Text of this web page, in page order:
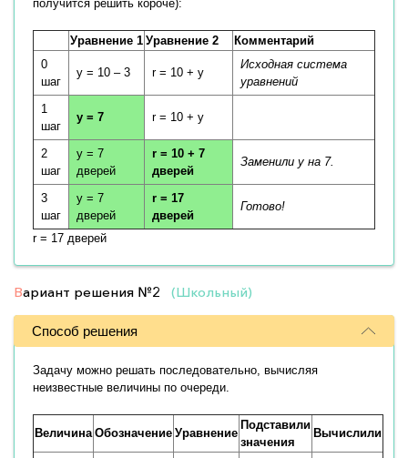
получится решить короче):
Уравнение 1 Уравнение 2
Комментарий
0
шаг
y = 10 – 3 r = 10 + y
Исходная система
уравнений
1
шаг
y = 7 r = 10 + y
2
шаг
y = 7
дверей
r = 10 + 7
дверей
Заменили y на 7.
3
шаг
y = 7
дверей
r = 17
дверей
Готово!
r = 17 дверей
Вариант решения №2 (Школьный)
Способ решения
Задачу можно решать последовательно, вычисляя
неизвестные величины по очереди.
Величина Обозначение Уравнение
Подставили
значения
Вычислили